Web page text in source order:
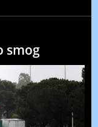
smog